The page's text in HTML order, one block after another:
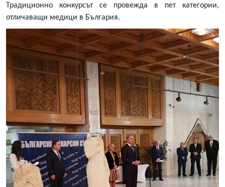
Традиционно конкурсът се провежда в пет категории,
отличаващи медици в България.